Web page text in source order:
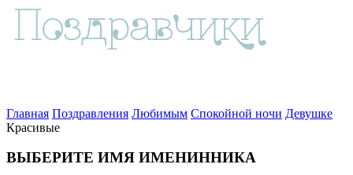
Главная Поздравления Любимым Спокойной ночи Девушке
Красивые
ВЫБЕРИТЕ ИМЯ ИМЕНИННИКА